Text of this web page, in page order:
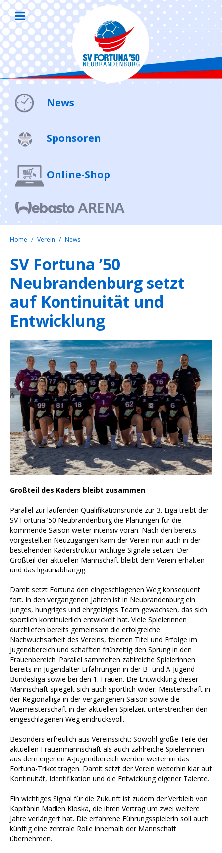
News
Sponsoren
Online-Shop
Home Verein News
SV Fortuna ’50
Neubrandenburg setzt
auf Kontinuität und
Entwicklung
Großteil des Kaders bleibt zusammen
Parallel zur laufenden Qualifikationsrunde zur 3. Liga treibt der
SV Fortuna ’50 Neubrandenburg die Planungen für die
kommende Saison weiter intensiv voran. Nach den bereits
vorgestellten Neuzugängen kann der Verein nun auch in der
bestehenden Kaderstruktur wichtige Signale setzen: Der
Großteil der aktuellen Mannschaft bleibt dem Verein erhalten
und das ligaunabhängig.
Damit setzt Fortuna den eingeschlagenen Weg konsequent
fort. In den vergangenen Jahren ist in Neubrandenburg ein
junges, hungriges und ehrgeiziges Team gewachsen, das sich
sportlich kontinuierlich entwickelt hat. Viele Spielerinnen
durchliefen bereits gemeinsam die erfolgreiche
Nachwuchsarbeit des Vereins, feierten Titel und Erfolge im
Jugendbereich und schafften frühzeitig den Sprung in den
Frauenbereich. Parallel sammelten zahlreiche Spielerinnen
bereits im Jugendalter Erfahrungen in der B- und A-Jugend
Bundesliga sowie bei den 1. Frauen. Die Entwicklung dieser
Mannschaft spiegelt sich auch sportlich wider: Meisterschaft in
der Regionalliga in der vergangenen Saison sowie die
Vizemeisterschaft in der aktuellen Spielzeit unterstreichen den
eingeschlagenen Weg eindrucksvoll.
Besonders erfreulich aus Vereinssicht: Sowohl große Teile der
aktuellen Frauenmannschaft als auch zahlreiche Spielerinnen
aus dem eigenen A-Jugendbereich werden weiterhin das
Fortuna-Trikot tragen. Damit setzt der Verein weiterhin klar auf
Kontinuität, Identifikation und die Entwicklung eigener Talente.
Ein wichtiges Signal für die Zukunft ist zudem der Verbleib von
Kapitänin Madlen Kloska, die ihren Vertrag um zwei weitere
Jahre verlängert hat. Die erfahrene Führungsspielerin soll auch
künftig eine zentrale Rolle innerhalb der Mannschaft
übernehmen.